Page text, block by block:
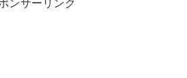
ンサーリンク